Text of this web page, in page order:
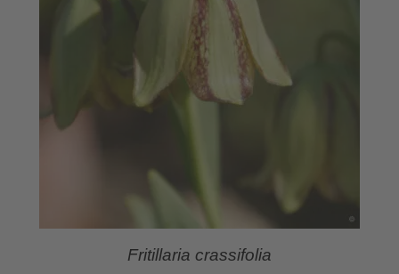
Fritillaria crassifolia